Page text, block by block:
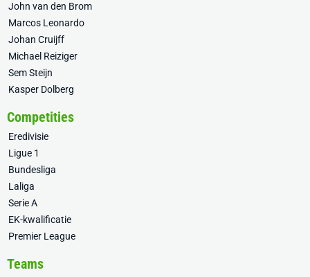
John van den Brom
Marcos Leonardo
Johan Cruijff
Michael Reiziger
Sem Steijn
Kasper Dolberg
Competities
Eredivisie
Ligue 1
Bundesliga
Laliga
Serie A
EK-kwalificatie
Premier League
Teams